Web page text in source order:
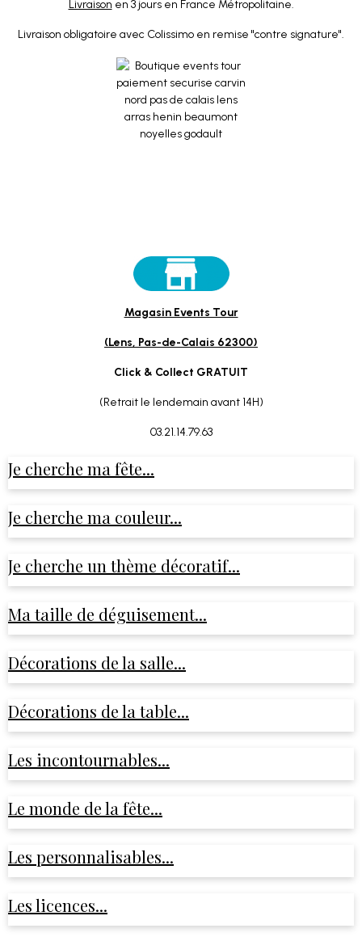
Livraison en 3 jours en France Métropolitaine.
Livraison obligatoire avec Colissimo en remise "contre signature".
Magasin Events Tour
(Lens, Pas-de-Calais 62300)
Click & Collect GRATUIT
(Retrait le lendemain avant 14H)
03.21.14.79.63
Je cherche ma fête...
Je cherche ma couleur...
Je cherche un thème décoratif...
Ma taille de déguisement...
Décorations de la salle...
Décorations de la table...
Les incontournables...
Le monde de la fête...
Les personnalisables...
Les licences...